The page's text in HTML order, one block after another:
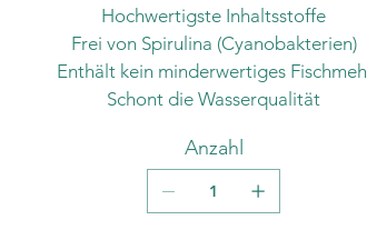
Hochwertigste Inhaltsstoffe
Frei von Spirulina (Cyanobakterien)
Enthält kein minderwertiges Fischmehl
Schont die Wasserqualität
Anzahl